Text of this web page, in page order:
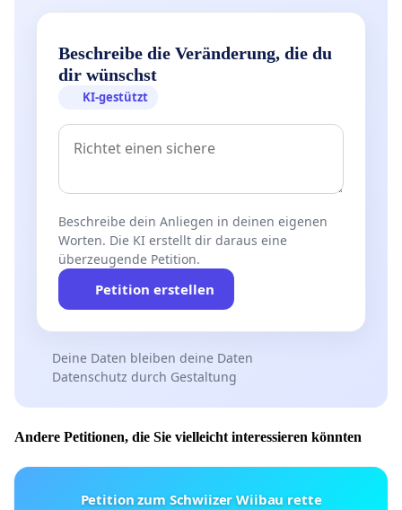
Beschreibe die Veränderung, die du
dir wünschst
KI-gestützt
Beschreibe dein Anliegen in deinen eigenen
Worten. Die KI erstellt dir daraus eine
überzeugende Petition.
Petition erstellen
Deine Daten bleiben deine Daten
Datenschutz durch Gestaltung
Andere Petitionen, die Sie vielleicht interessieren könnten
Petition zum Schwiizer Wiibau rette